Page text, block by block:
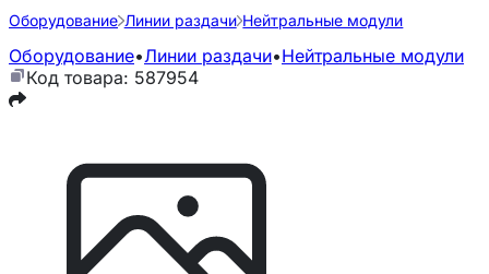
Оборудование Линии раздачи Нейтральные модули
Оборудование•Линии раздачи•Нейтральные модули
Код товара: 587954